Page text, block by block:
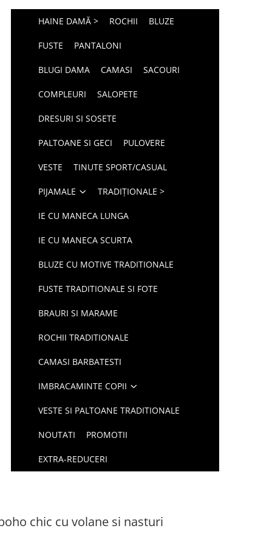
HAINE DAMĂ > ROCHII BLUZE
FUSTE PANTALONI
BLUGI DAMA CAMASI SACOURI
COMPLEURI SALOPETE
DRESURI SI SOSETE
PALTOANE SI GECI PULOVERE
VESTE TINUTE SPORT/CASUAL
PIJAMALE TRADIȚIONALE >
IE CU MANECA LUNGA
IE CU MANECA SCURTA
BLUZE CU MOTIVE TRADITIONALE
FUSTE TRADITIONALE SI FOTE
BRAURI SI MARAME
ROCHII TRADITIONALE
CAMASI BARBATESTI
IMBRACAMINTE COPII
VESTE SI PALTOANE TRADITIONALE
NOUTATI PROMOTII
EXTRA-REDUCERI
chic cu volane si nasturi